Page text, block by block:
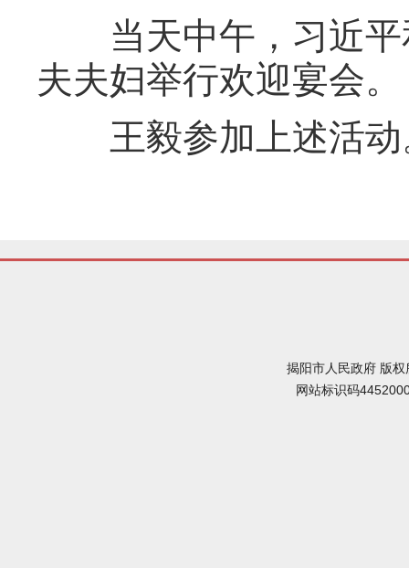
当天中午，习近平
夫夫妇举行欢迎宴会。
王毅参加上述活动
揭阳市人民政府 版
网站标识码